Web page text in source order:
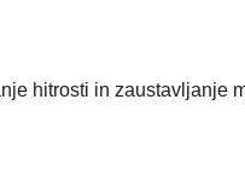
hitrosti in zaustavljanje